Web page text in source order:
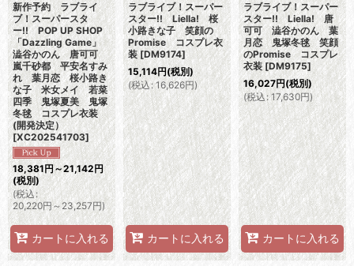
新作予約 ラブライ
ブ！スーパースタ
ー!! POP UP SHOP
「Dazzling Game」
澁谷かのん 唐可可
嵐千砂都 平安名すみ
れ 葉月恋 桜小路き
な子 米女メイ 若菜
四季 鬼塚夏美 鬼塚
冬毬 コスプレ衣装
(開発決定）
[XC202541703]
18,381円～21,142円
(税別)
(税込 :
20,220円～23,257円)
カートに入れる
ラブライブ！スーパー
スター!! Liella! 桜
小路きな子 笑顔の
Promise コスプレ衣
装 [DM9174]
15,114円(税別)
(税込: 16,626円)
カートに入れる
ラブライブ！スーパー
スター!! Liella! 唐
可可 澁谷かのん 葉
月恋 鬼塚冬毬 笑顔
のPromise コスプレ
衣装 [DM9175]
16,027円(税別)
(税込: 17,630円)
カートに入れる